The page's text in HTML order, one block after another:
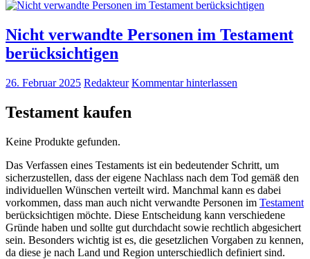
Nicht verwandte Personen im Testament
berücksichtigen
26. Februar 2025 Redakteur Kommentar hinterlassen
Testament kaufen
Keine Produkte gefunden.
Das Verfassen eines Testaments ist ein bedeutender Schritt, um
sicherzustellen, dass der eigene Nachlass nach dem Tod gemäß den
individuellen Wünschen verteilt wird. Manchmal kann es dabei
vorkommen, dass man auch nicht verwandte Personen im Testament
berücksichtigen möchte. Diese Entscheidung kann verschiedene
Gründe haben und sollte gut durchdacht sowie rechtlich abgesichert
sein. Besonders wichtig ist es, die gesetzlichen Vorgaben zu kennen,
da diese je nach Land und Region unterschiedlich definiert sind.